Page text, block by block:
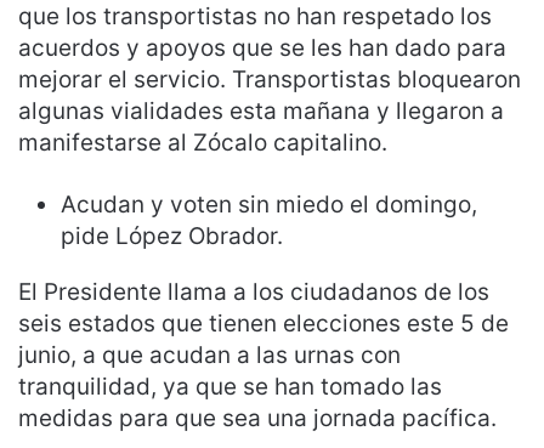
que los transportistas no han respetado los
acuerdos y apoyos que se les han dado para
mejorar el servicio. Transportistas bloquearon
algunas vialidades esta mañana y llegaron a
manifestarse al Zócalo capitalino.
Acudan y voten sin miedo el domingo,
pide López Obrador.
El Presidente llama a los ciudadanos de los
seis estados que tienen elecciones este 5 de
junio, a que acudan a las urnas con
tranquilidad, ya que se han tomado las
medidas para que sea una jornada pacífica.